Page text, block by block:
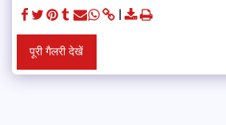
पूरी गैलरी देखें